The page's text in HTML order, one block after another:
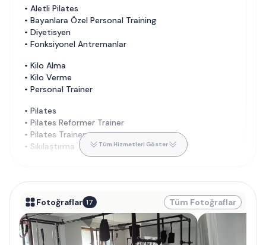
• Aletli Pilates
• Bayanlara Özel Personal Training
• Diyetisyen
• Fonksiyonel Antremanlar
• Kilo Alma
• Kilo Verme
• Personal Trainer
• Pilates
• Pilates Reformer Trainer
• Pilates Trainer
• Sıkılaştırma Tüm Hizmetleri Göster
Fotoğraflar 17 Tüm Fotoğraflar